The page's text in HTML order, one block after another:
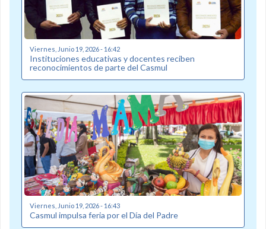
Viernes, Junio 19, 2026 - 16:42
Instituciones educativas y docentes reciben
reconocimientos de parte del Casmul
Viernes, Junio 19, 2026 - 16:43
Casmul impulsa feria por el Día del Padre